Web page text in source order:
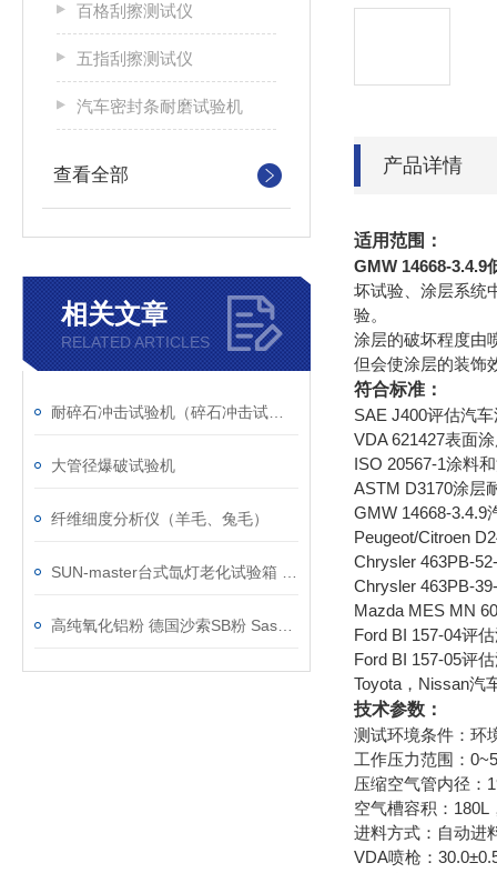
百格刮擦测试仪
五指刮擦测试仪
汽车密封条耐磨试验机
查看全部
相关文章
RELATED ARTICLES
大管径爆破试验机
纤维细度分析仪（羊毛、兔毛）
产品详情
适用范围：
GMW 14668-3.4.9
坏试验、涂层系统
验。
涂层的破坏程度由
但会使涂层的装饰
符合标准：
SAE J400评估汽
VDA 621427表面
ISO 20567-1涂料
ASTM D3170涂层
GMW 14668-3.4.9
Peugeot/Citroen
Chrysler 463PB-
Chrysler 463PB-
Mazda MES MN
Ford BI 157-04评
Ford BI 157-05评
Toyota，Nissan汽
技术参数：
测试环境条件：环
工作压力范围：
压缩空气管内径：
空气槽容积：180L
进料方式：自动进
VDA喷枪：